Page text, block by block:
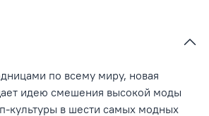
по всему миру, новая
идею смешения высокой моды
культуры в шести самых модных